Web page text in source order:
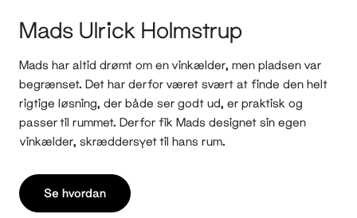
Mads Ulrick Holmstrup
Mads har altid drømt om en vinkælder, men pladsen var
begrænset. Det har derfor været svært at finde den helt
rigtige løsning, der både ser godt ud, er praktisk og
passer til rummet. Derfor fik Mads designet sin egen
vinkælder, skræddersyet til hans rum.
Se hvordan